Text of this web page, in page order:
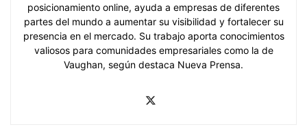
posicionamiento online, ayuda a empresas de diferentes
partes del mundo a aumentar su visibilidad y fortalecer su
presencia en el mercado. Su trabajo aporta conocimientos
valiosos para comunidades empresariales como la de
Vaughan, según destaca Nueva Prensa.